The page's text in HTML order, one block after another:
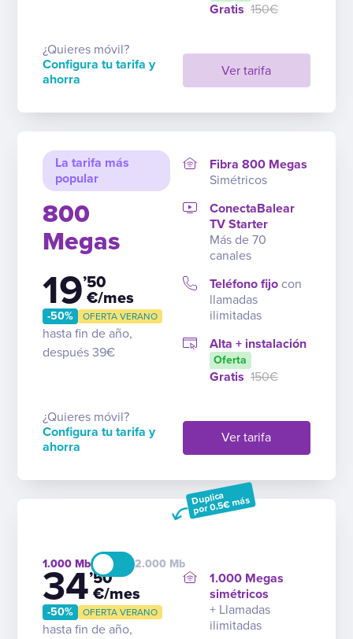
Ver tarifa
Gratis 150€
¿Quieres móvil?
Configura tu tarifa y
ahorra
La tarifa más
popular
800
Megas
19’50
€/mes
-50% OFERTA VERANO
hasta fin de año,
después 39€
Ver tarifa
Fibra 800 Megas
Simétricos
ConectaBalear
TV Starter
Más de 70
canales
Teléfono fijo con
llamadas
ilimitadas
Alta + instalación
Oferta
Gratis 150€
¿Quieres móvil?
Configura tu tarifa y
ahorra
1.000 2.000
Duplica
por 0,5€ más
34’50
€/mes
-50% OFERTA VERANO
hasta fin de año,
1.000 Megas
simétricos
+ Llamadas
ilimitadas